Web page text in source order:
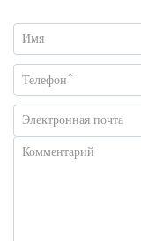
Имя
Телефон*
Электронная почта
Комментарий